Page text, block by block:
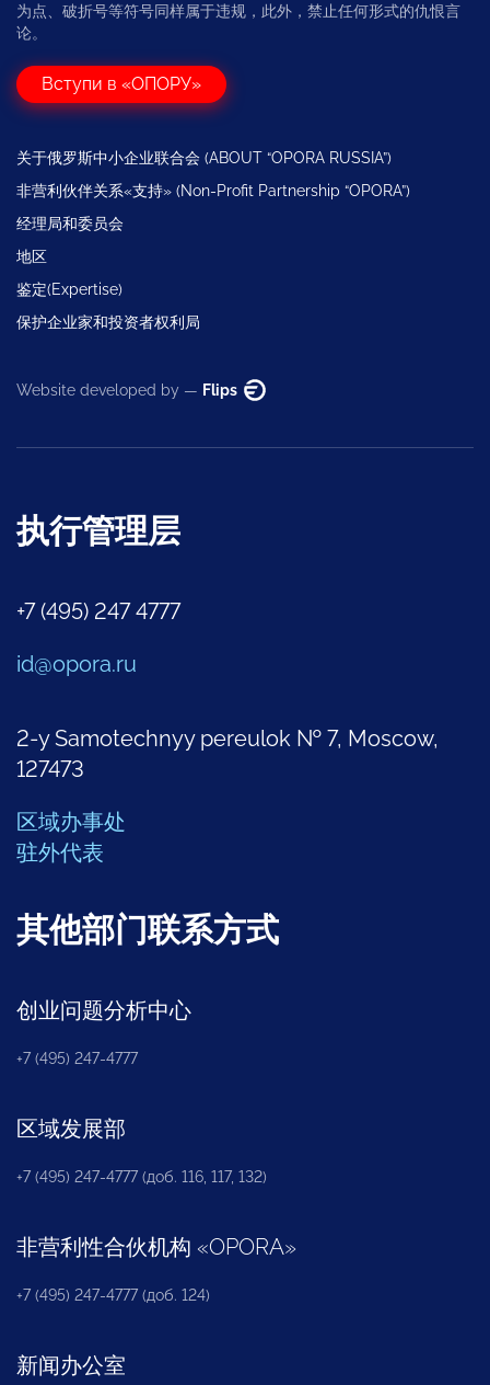
为点、破折号等符号同样属于违规，此外，禁止任何形式的仇恨言
论。
Вступи в «ОПОРУ»
关于俄罗斯中小企业联合会 (ABOUT “OPORA RUSSIA”)
非营利伙伴关系«支持» (Non-Profit Partnership “OPORA”)
经理局和委员会
地区
鉴定(Expertise)
保护企业家和投资者权利局
Website developed by — Flips
执行管理层
+7 (495) 247 4777
id@opora.ru
2-y Samotechnyy pereulok № 7, Moscow,
127473
区域办事处
驻外代表
其他部门联系方式
创业问题分析中心
+7 (495) 247-4777
区域发展部
+7 (495) 247-4777 (доб. 116, 117, 132)
非营利性合伙机构 «OPORA»
+7 (495) 247-4777 (доб. 124)
新闻办公室